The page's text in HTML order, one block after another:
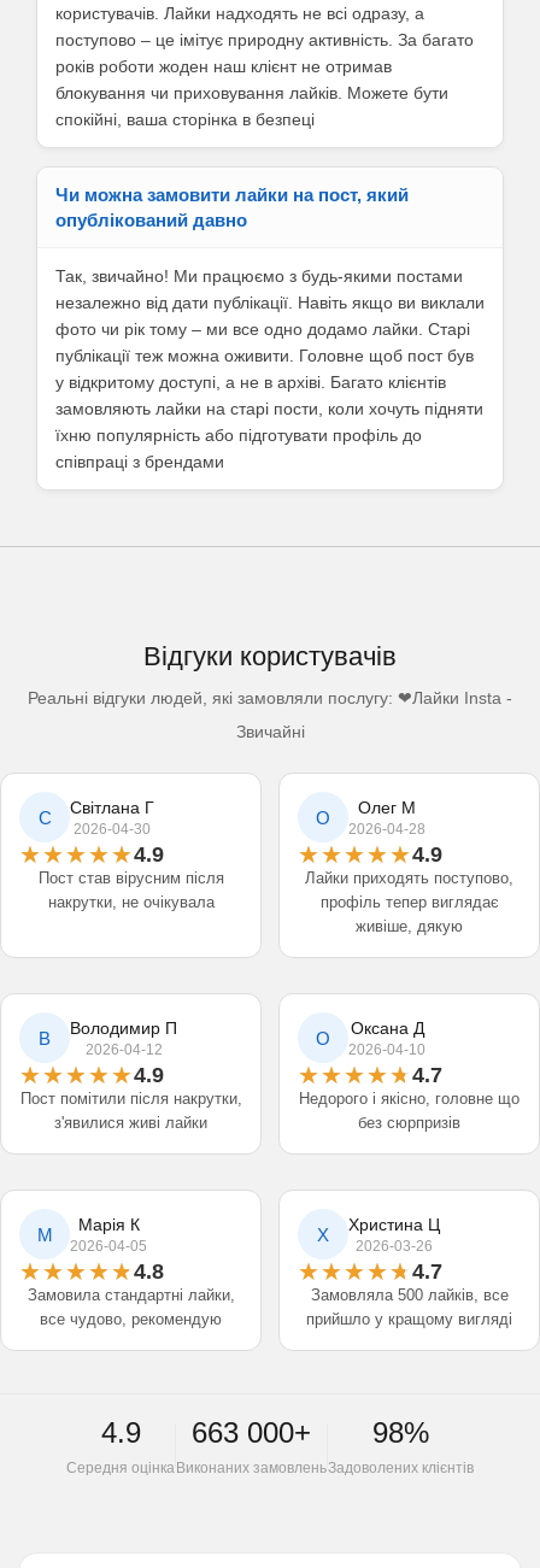
користувачів. Лайки надходять не всі одразу, а
поступово – це імітує природну активність. За багато
років роботи жоден наш клієнт не отримав
блокування чи приховування лайків. Можете бути
спокійні, ваша сторінка в безпеці
Чи можна замовити лайки на пост, який
опублікований давно
Так, звичайно! Ми працюємо з будь-якими постами
незалежно від дати публікації. Навіть якщо ви виклали
фото чи рік тому – ми все одно додамо лайки. Старі
публікації теж можна оживити. Головне щоб пост був
у відкритому доступі, а не в архіві. Багато клієнтів
замовляють лайки на старі пости, коли хочуть підняти
їхню популярність або підготувати профіль до
співпраці з брендами
Відгуки користувачів
Реальні відгуки людей, які замовляли послугу: ❤Лайки Insta -
Звичайні
С Світлана Г
2026-04-30
4.9
Пост став вірусним після
накрутки, не очікувала
О Олег М
2026-04-28
4.9
Лайки приходять поступово,
профіль тепер виглядає
живіше, дякую
В Володимир П
2026-04-12
4.9
Пост помітили після накрутки,
з'явилися живі лайки
О Оксана Д
2026-04-10
4.7
Недорого і якісно, головне що
без сюрпризів
М Марія К
2026-04-05
4.8
Замовила стандартні лайки,
все чудово, рекомендую
Х Христина Ц
2026-03-26
4.7
Замовляла 500 лайків, все
прийшло у кращому вигляді
4.9
Середня оцінка
663 000+
Виконаних замовлень
98%
Задоволених клієнтів